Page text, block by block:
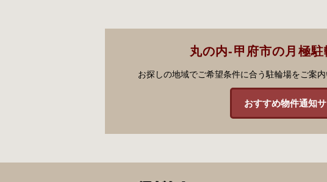
丸の内-甲府市の月極
お探しの地域でご希望条件に合う駐輪場をご案
おすすめ物件通知